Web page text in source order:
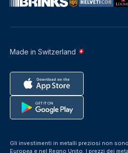
Made in Switzerland
Gli investimenti in metalli preziosi non
Europea e nel Regno Unito. I prezzi dei